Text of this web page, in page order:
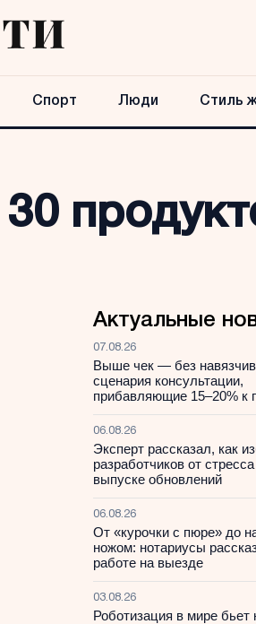
Спорт Люди Стиль
Актуальные
07.08.26
Выше чек — без
сценария консультации,
прибавляющие 15–20% к
06.08.26
Эксперт рассказал, как
разработчиков от
выпуске обновлений
06.08.26
От «курочки с пюре» до
ножом: нотариусы
работе на выезде
03.08.26
Роботизация в мире бьет